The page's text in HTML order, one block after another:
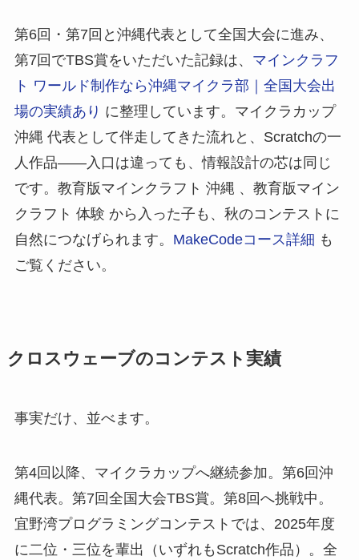
第6回・第7回と沖縄代表として全国大会に進み、
第7回でTBS賞をいただいた記録は、 マインクラフ
ト ワールド制作なら沖縄マイクラ部｜全国大会出
場の実績あり に整理しています。マイクラカップ
沖縄 代表として伴走してきた流れと、Scratchの一
人作品——入口は違っても、情報設計の芯は同じ
です。教育版マインクラフト 沖縄 、教育版マイン
クラフト 体験 から入った子も、秋のコンテストに
自然につなげられます。 MakeCodeコース詳細 も
ご覧ください。
クロスウェーブのコンテスト実績
事実だけ、並べます。
第4回以降、マイクラカップへ継続参加。第6回沖
縄代表。第7回全国大会TBS賞。第8回へ挑戦中。
宜野湾プログラミングコンテストでは、2025年度
に二位・三位を輩出（いずれもScratch作品）。全